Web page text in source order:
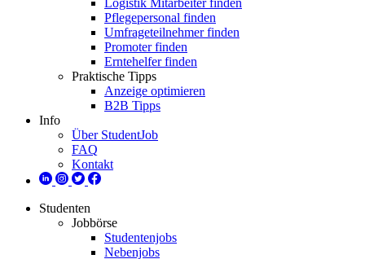
Logistik Mitarbeiter finden
Pflegepersonal finden
Umfrageteilnehmer finden
Promoter finden
Erntehelfer finden
Praktische Tipps
Anzeige optimieren
B2B Tipps
Info
Über StudentJob
FAQ
Kontakt
Studenten
Jobbörse
Studentenjobs
Nebenjobs